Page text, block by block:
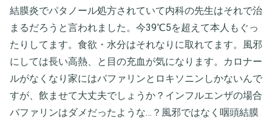
結膜炎でパタノール処方されていて内科の先生はそれで治
まるだろうと言われました。今39℃5を超えて本人もぐっ
たりしてます。食欲・水分はそれなりに取れてます。風邪
にしては長い高熱、と目の充血が気になります。カロナー
ルがなくなり家にはバファリンとロキソニンしかないんで
すが、飲ませて大丈夫でしょうか？インフルエンザの場合
バファリンはダメだったような…？風邪ではなく咽頭結膜